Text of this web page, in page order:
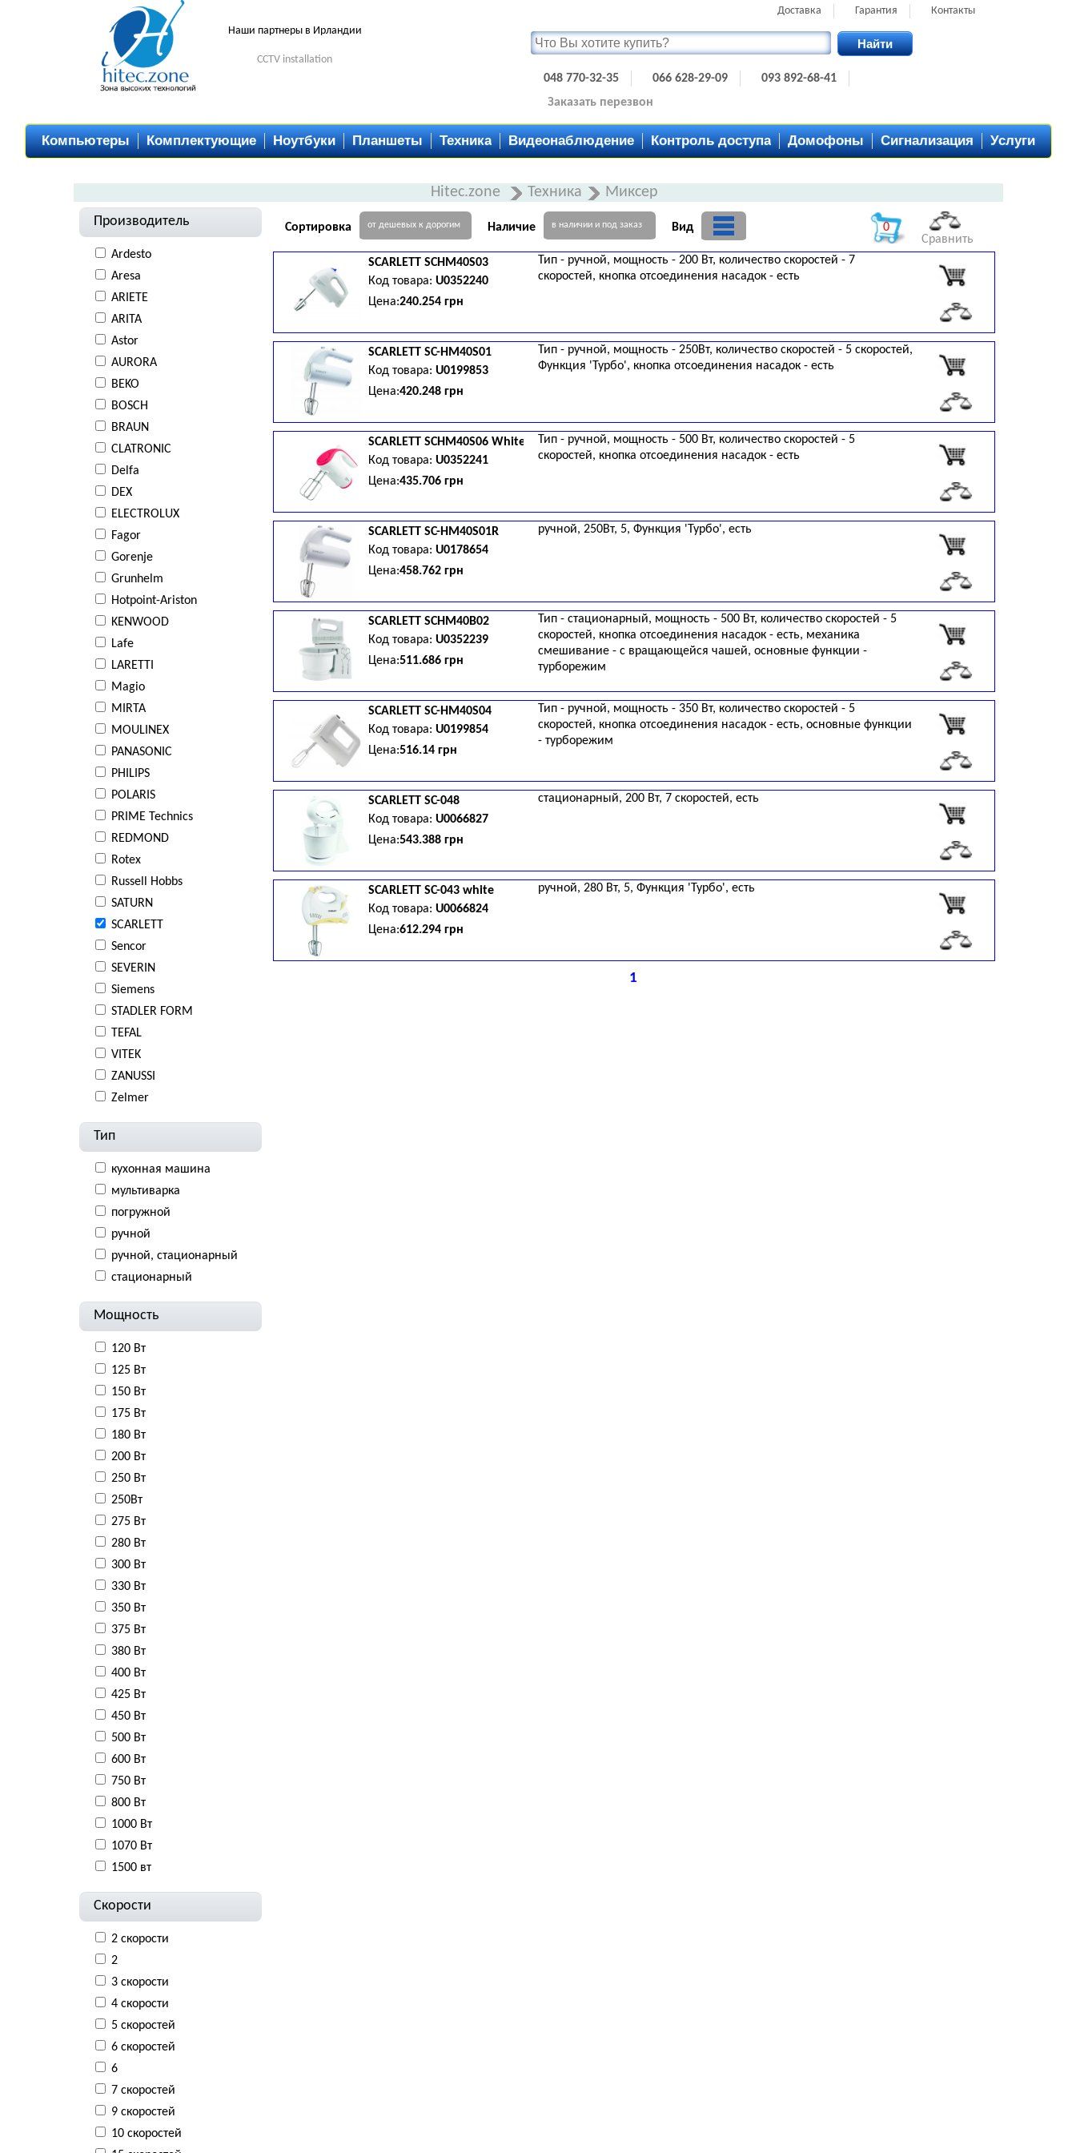
Наши партнеры в Ирландии
CCTV installation
Доставка Гарантия Контакты
Найти
048 770-32-35 066 628-29-09
093 892-68-41
Заказать перезвон
Компьютеры Комплектующие Ноутбуки Планшеты Техника Видеонаблюдение Контроль доступа Домофоны Сигнализация Услуги
Hitec.zone Техника Миксер
Производитель
Ardesto
Aresa
ARIETE
ARITA
Astor
AURORA
BEKO
BOSCH
BRAUN
CLATRONIC
Delfa
DEX
ELECTROLUX
Fagor
Gorenje
Grunhelm
Hotpoint-Ariston
KENWOOD
Lafe
LARETTI
Magio
MIRTA
MOULINEX
PANASONIC
PHILIPS
POLARIS
PRIME Technics
REDMOND
Rotex
Russell Hobbs
SATURN
SCARLETT
Sencor
SEVERIN
Siemens
STADLER FORM
TEFAL
VITEK
ZANUSSI
Zelmer
Тип
кухонная машина
мультиварка
погружной
ручной
ручной, стационарный
стационарный
Мощность
120 Вт
125 Вт
150 Вт
175 Вт
180 Вт
200 Вт
250 Вт
250Вт
275 Вт
280 Вт
300 Вт
330 Вт
350 Вт
375 Вт
380 Вт
400 Вт
425 Вт
450 Вт
500 Вт
600 Вт
750 Вт
800 Вт
1000 Вт
1070 Вт
1500 вт
Скорости
2 скорости
2
3 скорости
4 скорости
5 скоростей
6 скоростей
6
7 скоростей
9 скоростей
10 скоростей
Сортировка от дешевых к дорогим Наличие в наличии и под заказ
Вид
Сравнить
0
SCARLETT SCHM40S03
Код товара: U0352240
Цена:240.254 грн
Тип - ручной, мощность - 200 Вт, количество скоростей - 7
скоростей, кнопка отсоединения насадок - есть
SCARLETT SC-HM40S01
Код товара: U0199853
Цена:420.248 грн
Тип - ручной, мощность - 250Вт, количество скоростей - 5 скоростей,
Функция 'Турбо', кнопка отсоединения насадок - есть
SCARLETT SCHM40S06 White-Red
Код товара: U0352241
Цена:435.706 грн
Тип - ручной, мощность - 500 Вт, количество скоростей - 5
скоростей, кнопка отсоединения насадок - есть
SCARLETT SC-HM40S01R
Код товара: U0178654
Цена:458.762 грн
ручной, 250Вт, 5, Функция 'Турбо', есть
SCARLETT SCHM40B02
Код товара: U0352239
Цена:511.686 грн
Тип - стационарный, мощность - 500 Вт, количество скоростей - 5
скоростей, кнопка отсоединения насадок - есть, механика
смешивание - с вращающейся чашей, основные функции -
турборежим
SCARLETT SC-HM40S04
Код товара: U0199854
Цена:516.14 грн
Тип - ручной, мощность - 350 Вт, количество скоростей - 5
скоростей, кнопка отсоединения насадок - есть, основные функции
- турборежим
SCARLETT SC-048
Код товара: U0066827
Цена:543.388 грн
стационарный, 200 Вт, 7 скоростей, есть
SCARLETT SC-043 white
Код товара: U0066824
Цена:612.294 грн
ручной, 280 Вт, 5, Функция 'Турбо', есть
1